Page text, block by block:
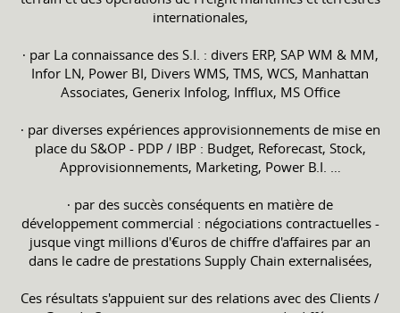
internationales,
∙ par La connaissance des S.I. : divers ERP, SAP WM & MM,
Infor LN, Power BI, Divers WMS, TMS, WCS, Manhattan
Associates, Generix Infolog, Infflux, MS Office
∙ par diverses expériences approvisionnements de mise en
place du S&OP - PDP / IBP : Budget, Reforecast, Stock,
Approvisionnements, Marketing, Power B.I. …
∙ par des succès conséquents en matière de
développement commercial : négociations contractuelles -
jusque vingt millions d'€uros de chiffre d'affaires par an
dans le cadre de prestations Supply Chain externalisées,
Ces résultats s'appuient sur des relations avec des Clients /